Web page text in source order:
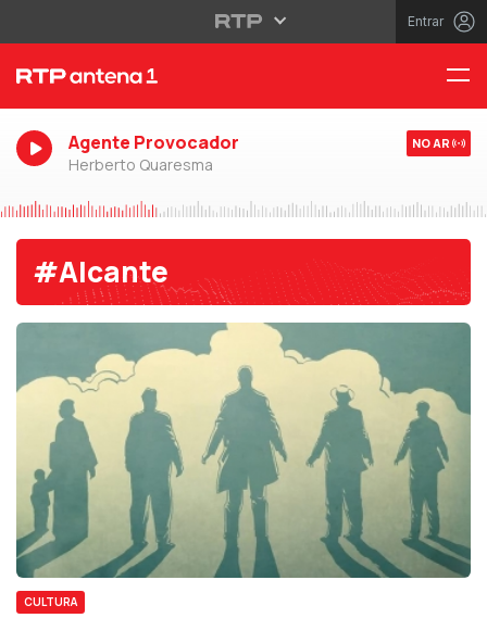
Entrar
Agente Provocador
Herberto Quaresma
NO AR
#Alcante
CULTURA